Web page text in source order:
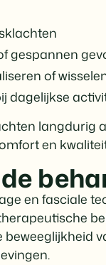
gespannen
of
dagelijkse
langdurig
en
en fasciale
beweeglijkheid